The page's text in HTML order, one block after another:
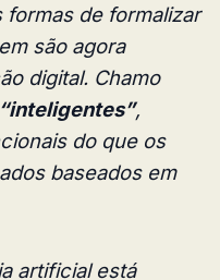
de formalizar
são agora
digital. Chamo
,
do que os
baseados em
artificial está